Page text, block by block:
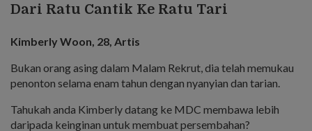
Dari Ratu Cantik Ke Ratu Tari
Kimberly Woon, 28, Artis
Bukan orang asing dalam Malam Rekrut, dia telah memukau
penonton selama enam tahun dengan nyanyian dan tarian.
Tahukah anda Kimberly datang ke MDC membawa lebih
daripada keinginan untuk membuat persembahan?